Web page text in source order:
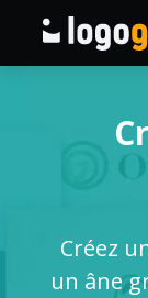
Produits
Créez
un âne